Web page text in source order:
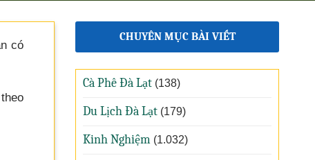
có
CHUYÊN MỤC BÀI VIẾT
Cà Phê Đà Lạt (138)
Du Lịch Đà Lạt (179)
Kinh Nghiệm (1.032)